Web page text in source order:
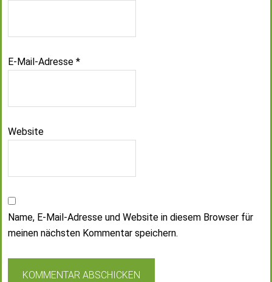
E-Mail-Adresse *
Website
Name, E-Mail-Adresse und Website in diesem Browser für
meinen nächsten Kommentar speichern.